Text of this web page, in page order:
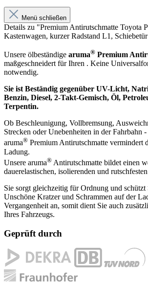
Menü schließen
Details zu "Premium Antirutschmatte Toyota
Kastenwagen, kurzer Radstand L1,
Unsere ölbeständige aruma® Premium
maßgeschneidert für Ihren . Keine
notwendig.
Sie ist Beständig gegenüber UV-Licht,
Benzin, Diesel, 2-Takt-Gemisch, Öl,
Terpentin.
Ob Beschleunigung, Vollbremsung,
Strecken oder Unebenheiten in der Fahrbahn
aruma® Premium Antirutschmatte vermindert
Ladung.
Unsere aruma® Antirutschmatte bildet einen
dauerelastischen, isolierenden und
Sie sorgt gleichzeitig für Ordnung und schützt
Unschöne Kratzer und Schrammen auf der
Vergangenheit an, somit dient Sie auch
Ihres Fahrzeugs.
Geprüft durch